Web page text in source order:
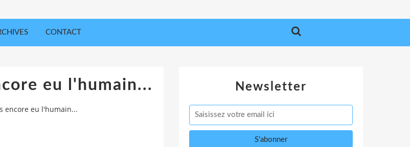
CONTACT
eu l'humain...
encore eu l'humain...
Newsletter